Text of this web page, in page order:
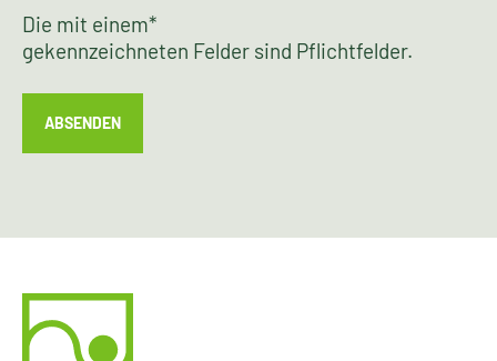
Die mit einem*
gekennzeichneten Felder sind Pflichtfelder.
ABSENDEN